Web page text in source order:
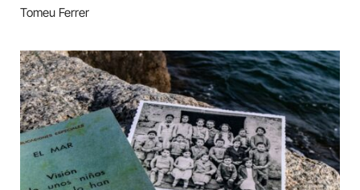
Tomeu Ferrer